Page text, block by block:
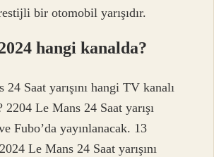
bir otomobil yarışıdır.
hangi kanalda?
Saat yarışını hangi TV kanalı
2204 Le Mans 24 Saat yarışı
Fubo’da yayınlanacak. 13
Le Mans 24 Saat yarışını